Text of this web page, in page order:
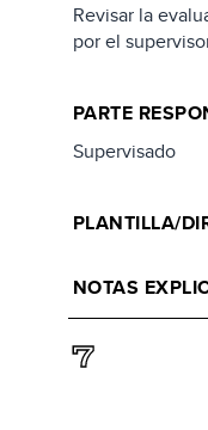
Revisar la
por el
PARTE
Supervisado
PLANTILLA/
NOTAS
7